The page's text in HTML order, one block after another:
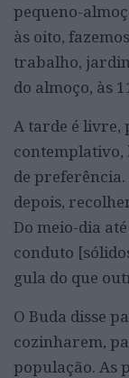
pequeno-
às oito,
trabalho,
do almoço, às
A tarde é livre,
contemplativo,
de preferência.
depois,
Do meio-dia
conduto
gula do que
O Buda disse
cozinharem,
população. As